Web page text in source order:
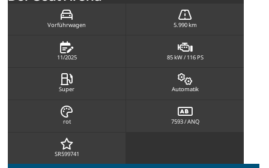
Vorführwagen 5.990 km
11/2025 85 kW / 116 PS
Super Automatik
rot 7593 / ANQ
SR599741